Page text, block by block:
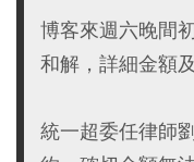
博客來週六晚間
和解，詳細金額
統一超委任律師